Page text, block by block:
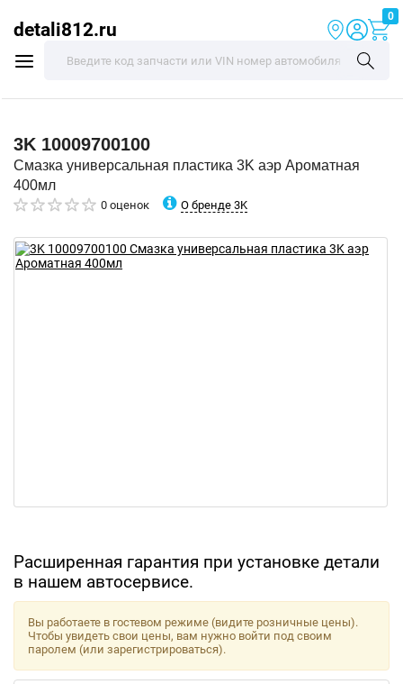
detali812.ru
0
3K 10009700100
Смазка универсальная пластика 3K аэр Ароматная
400мл
0 оценок О бренде 3K
Расширенная гарантия при установке детали
в нашем автосервисе.
Вы работаете в гостевом режиме (видите розничные цены).
Чтобы увидеть свои цены, вам нужно войти под своим
паролем (или зарегистрироваться).